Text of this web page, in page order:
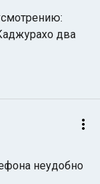
два
неудобно